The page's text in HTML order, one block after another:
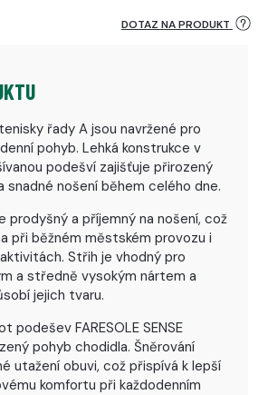
DOTAZ NA PRODUKT
řady A jsou navržené pro
pohyb. Lehká konstrukce v
podešví zajišťuje přirozený
nošení během celého dne.
prodyšný a příjemný na nošení, což
při běžném městském provozu i
Střih je vhodný pro
a středně vysokým nártem a
jejich tvaru.
podešev FARESOLE SENSE
pohyb chodidla. Šněrování
utažení obuvi, což přispívá k lepší
komfortu při každodenním